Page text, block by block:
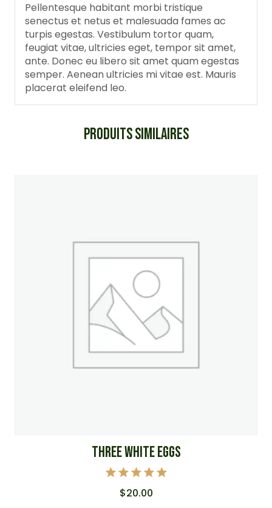
Pellentesque habitant morbi tristique
senectus et netus et malesuada fames ac
turpis egestas. Vestibulum tortor quam,
feugiat vitae, ultricies eget, tempor sit amet,
ante. Donec eu libero sit amet quam egestas
semper. Aenean ultricies mi vitae est. Mauris
placerat eleifend leo.
PRODUITS SIMILAIRES
THREE WHITE EGGS
Note
$20.00